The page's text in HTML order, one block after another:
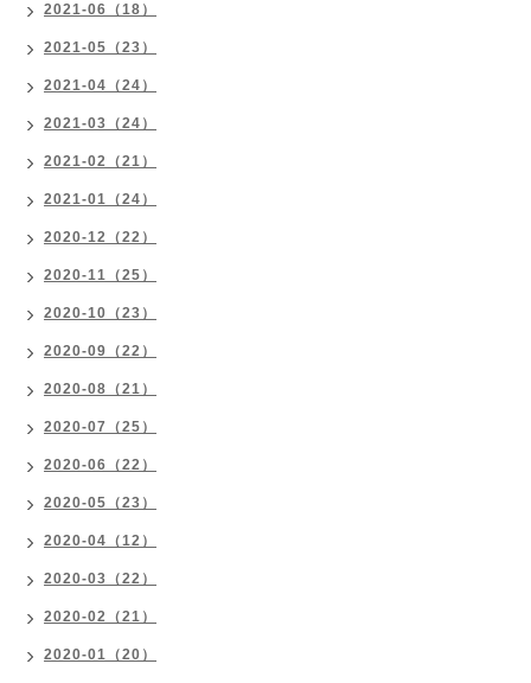
2021-06（18）
2021-05（23）
2021-04（24）
2021-03（24）
2021-02（21）
2021-01（24）
2020-12（22）
2020-11（25）
2020-10（23）
2020-09（22）
2020-08（21）
2020-07（25）
2020-06（22）
2020-05（23）
2020-04（12）
2020-03（22）
2020-02（21）
2020-01（20）